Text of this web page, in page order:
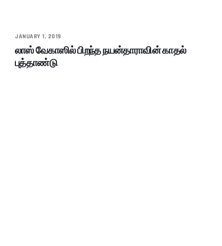
JANUARY 1, 2019
லாஸ் வேகாஸில் பிறந்த நயன்தாராவின் காதல்
புத்தாண்டு